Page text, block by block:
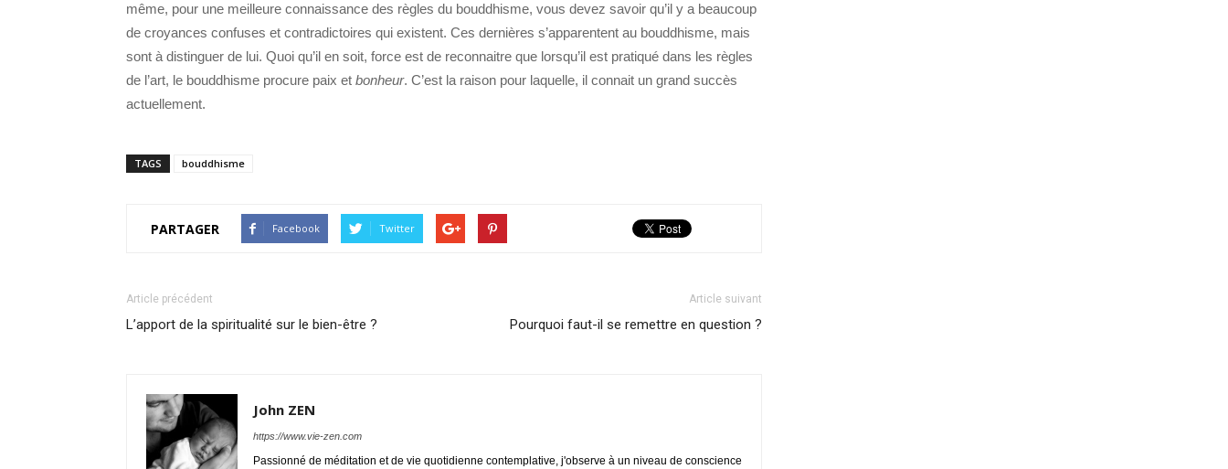
même, pour une meilleure connaissance des règles du bouddhisme, vous devez savoir qu’il y a beaucoup
de croyances confuses et contradictoires qui existent. Ces dernières s’apparentent au bouddhisme, mais
sont à distinguer de lui. Quoi qu’il en soit, force est de reconnaitre que lorsqu’il est pratiqué dans les règles
de l’art, le bouddhisme procure paix et bonheur. C’est la raison pour laquelle, il connait un grand succès
actuellement.
TAGS bouddhisme
PARTAGER Facebook Twitter
Article précédent
L’apport de la spiritualité sur le bien-être ?
Article suivant
Pourquoi faut-il se remettre en question ?
John ZEN
https://www.vie-zen.com
Passionné de méditation et de vie quotidienne contemplative, j'observe à un niveau de conscience